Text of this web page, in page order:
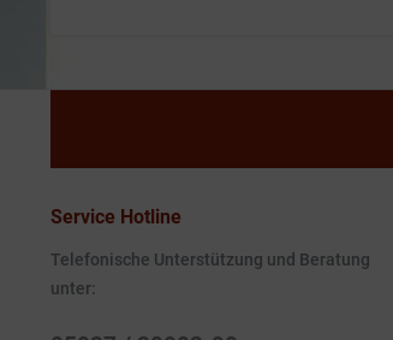
Service Hotline
Telefonische Unterstützung und Beratung
unter: